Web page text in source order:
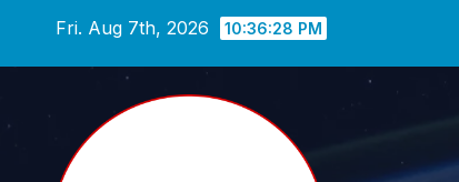
Fri. Aug 7th, 2026 10:36:29 PM